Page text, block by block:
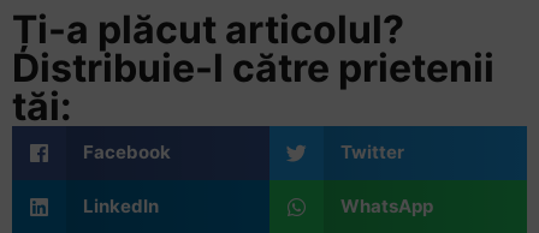
Ți-a plăcut articolul?
Distribuie-l către prietenii
tăi:
Facebook Twitter
LinkedIn WhatsApp